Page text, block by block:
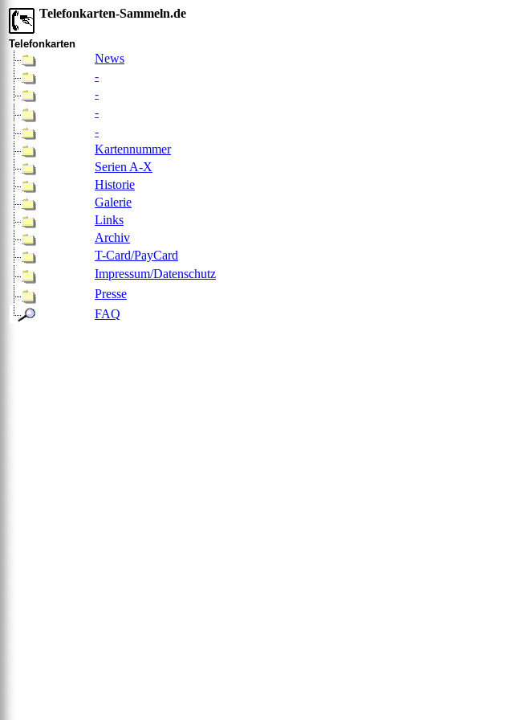
Telefonkarten-Sammeln.de
Telefonkarten
News
-
-
-
-
Kartennummer
Serien A-X
Historie
Galerie
Links
Archiv
T-Card/PayCard
Impressum/Datenschutz
Presse
FAQ